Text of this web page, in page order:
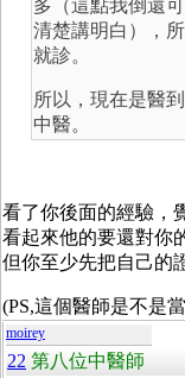
多（這點我倒還
清楚講明白），
就診。
所以，現在是醫
中醫。
看了你後面的經驗，
看起來他的要還對你
但你至少先把自己的
(PS,這個醫師是不是
moirey
22 第八位中醫師